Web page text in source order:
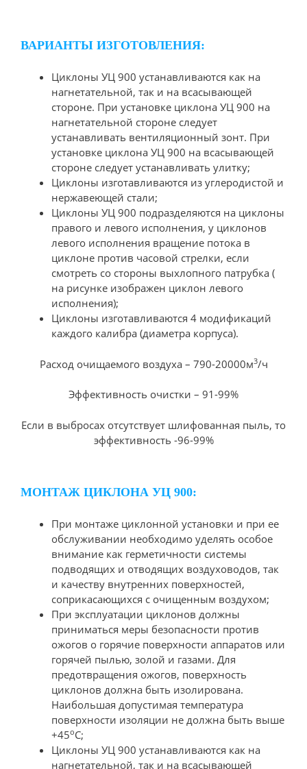
ВАРИАНТЫ ИЗГОТОВЛЕНИЯ:
Циклоны УЦ 900 устанавливаются как на
нагнетательной, так и на всасывающей
стороне. При установке циклона УЦ 900 на
нагнетательной стороне следует
устанавливать вентиляционный зонт. При
установке циклона УЦ 900 на всасывающей
стороне следует устанавливать улитку;
Циклоны изготавливаются из углеродистой и
нержавеющей стали;
Циклоны УЦ 900 подразделяются на циклоны
правого и левого исполнения, у циклонов
левого исполнения вращение потока в
циклоне против часовой стрелки, если
смотреть со стороны выхлопного патрубка (
на рисунке изображен циклон левого
исполнения);
Циклоны изготавливаются 4 модификаций
каждого калибра (диаметра корпуса).
Расход очищаемого воздуха – 790-20000м3/ч
Эффективность очистки – 91-99%
Если в выбросах отсутствует шлифованная пыль, то
эффективность -96-99%
МОНТАЖ ЦИКЛОНА УЦ 900:
При монтаже циклонной установки и при ее
обслуживании необходимо уделять особое
внимание как герметичности системы
подводящих и отводящих воздуховодов, так
и качеству внутренних поверхностей,
соприкасающихся с очищенным воздухом;
При эксплуатации циклонов должны
приниматься меры безопасности против
ожогов о горячие поверхности аппаратов или
горячей пылью, золой и газами. Для
предотвращения ожогов, поверхность
циклонов должна быть изолирована.
Наибольшая допустимая температура
поверхности изоляции не должна быть выше
+45оС;
Циклоны УЦ 900 устанавливаются как на
нагнетательной, так и на всасывающей